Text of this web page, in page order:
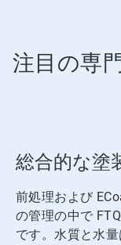
注目の専
総合的な塗
前処理および
の管理の中で
です。水質と水